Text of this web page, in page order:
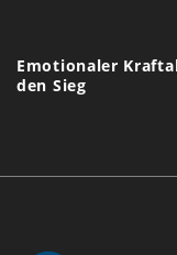
Emotionaler
den Sieg